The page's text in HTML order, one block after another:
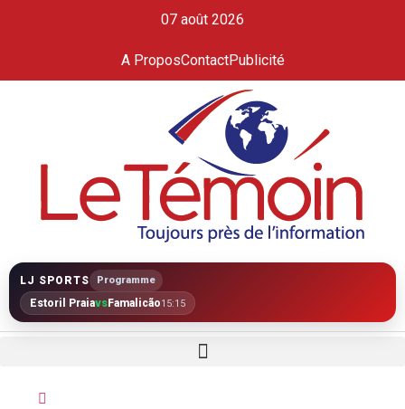
07 août 2026
A ProposContactPublicité
LJ SPORTS Programme
Estoril PraiavsFamalicão15:15